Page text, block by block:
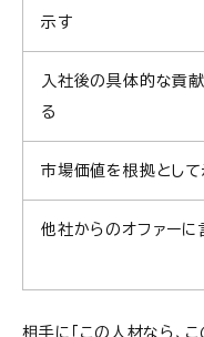
示す
入社後の具体的な貢
る
市場価値を根拠として
他社からのオファーに
相手に「この人材なら、